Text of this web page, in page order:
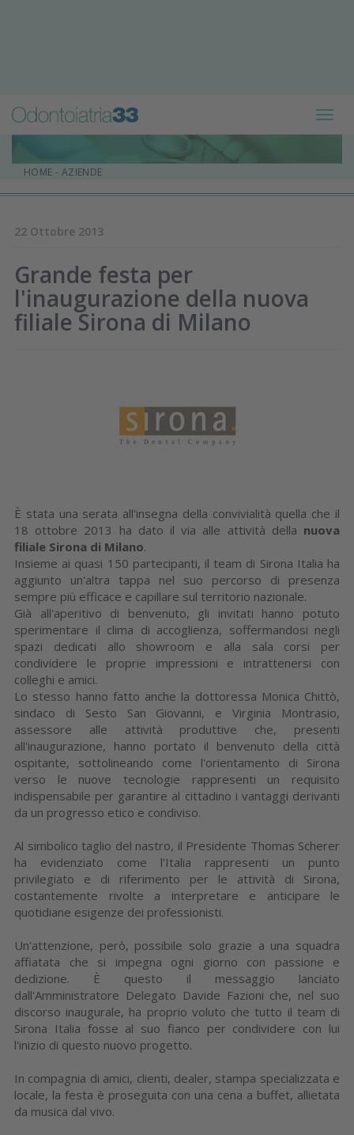
HOME - AZIENDE
22 Ottobre 2013
Grande festa per
l'inaugurazione della nuova
filiale Sirona di Milano
È stata una serata all'insegna della convivialità quella che il
18 ottobre 2013 ha dato il via alle attività della nuova
filiale Sirona di Milano.
Insieme ai quasi 150 partecipanti, il team di Sirona Italia ha
aggiunto un'altra tappa nel suo percorso di presenza
sempre più efficace e capillare sul territorio nazionale.
Già all'aperitivo di benvenuto, gli invitati hanno potuto
sperimentare il clima di accoglienza, soffermandosi negli
spazi dedicati allo showroom e alla sala corsi per
condividere le proprie impressioni e intrattenersi con
colleghi e amici.
Lo stesso hanno fatto anche la dottoressa Monica Chittò,
sindaco di Sesto San Giovanni, e Virginia Montrasio,
assessore alle attività produttive che, presenti
all'inaugurazione, hanno portato il benvenuto della città
ospitante, sottolineando come l'orientamento di Sirona
verso le nuove tecnologie rappresenti un requisito
indispensabile per garantire al cittadino i vantaggi derivanti
da un progresso etico e condiviso.
Al simbolico taglio del nastro, il Presidente Thomas Scherer
ha evidenziato come l'Italia rappresenti un punto
privilegiato e di riferimento per le attività di Sirona,
costantemente rivolte a interpretare e anticipare le
quotidiane esigenze dei professionisti.
Un'attenzione, però, possibile solo grazie a una squadra
affiatata che si impegna ogni giorno con passione e
dedizione. È questo il messaggio lanciato
dall'Amministratore Delegato Davide Fazioni che, nel suo
discorso inaugurale, ha proprio voluto che tutto il team di
Sirona Italia fosse al suo fianco per condividere con lui
l'inizio di questo nuovo progetto.
In compagnia di amici, clienti, dealer, stampa specializzata e
locale, la festa è proseguita con una cena a buffet, allietata
da musica dal vivo.